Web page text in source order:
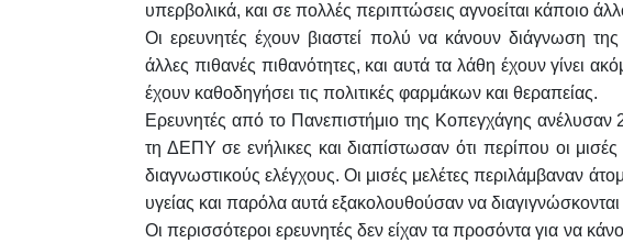
υπερβολικά, και σε πολλές περιπτώσεις αγνοείται κάποιο
Οι ερευνητές έχουν βιαστεί πολύ να κάνουν διάγνωση
άλλες πιθανές πιθανότητες, και αυτά τα λάθη έχουν γίνει
έχουν καθοδηγήσει τις πολιτικές φαρμάκων και θεραπείας.
Ερευνητές από το Πανεπιστήμιο της Κοπεγχάγης ανέλυσαν
τη ΔΕΠΥ σε ενήλικες και διαπίστωσαν ότι περίπου οι μισές
διαγνωστικούς ελέγχους. Οι μισές μελέτες περιλάμβαναν
υγείας και παρόλα αυτά εξακολουθούσαν να
Οι περισσότεροι ερευνητές δεν είχαν τα προσόντα για να